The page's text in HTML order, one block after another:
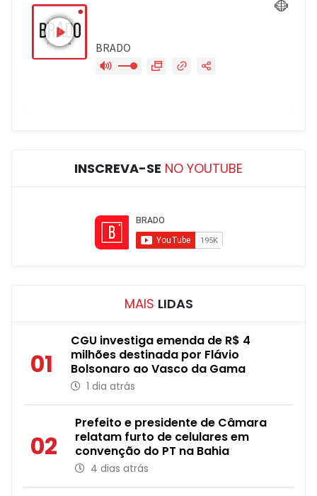
INSCREVA-SE NO YOUTUBE
MAIS LIDAS
01
CGU investiga emenda de R$ 4
milhões destinada por Flávio
Bolsonaro ao Vasco da Gama
1 dia atrás
02
Prefeito e presidente de Câmara
relatam furto de celulares em
convenção do PT na Bahia
4 dias atrás